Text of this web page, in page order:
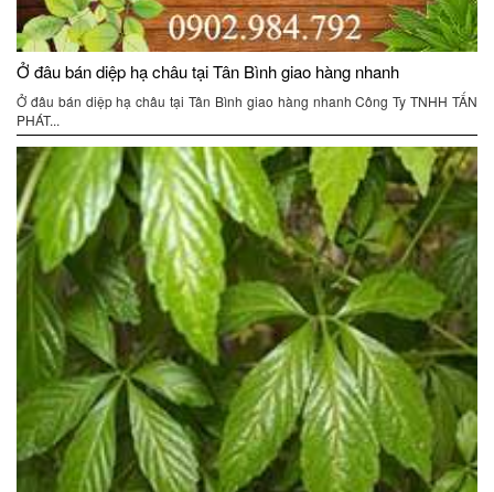
Ở đâu bán diệp hạ châu tại Tân Bình giao hàng nhanh
Ở đâu bán diệp hạ châu tại Tân Bình giao hàng nhanh Công Ty TNHH TẤN
PHÁT...